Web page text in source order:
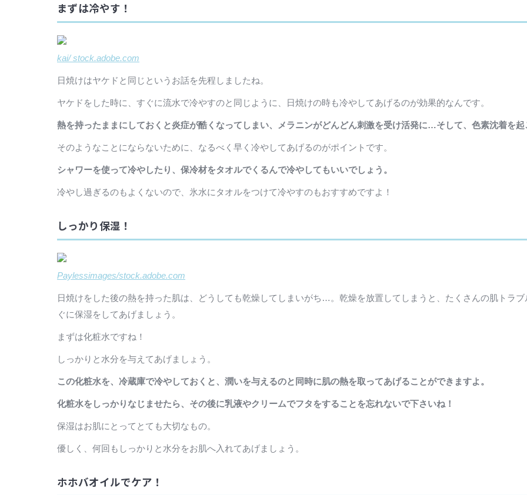
まずは冷やす！
kai/ stock.adobe.com
日焼けはヤケドと同じというお話を先程しましたね。
ヤケドをした時に、すぐに流水で冷やすのと同じように、日焼けの時も冷やしてあげるのが効果的なんです。
熱を持ったままにしておくと炎症が酷くなってしまい、メラニンがどんどん刺激を受け活発に…そして、色素沈着を起
そのようなことにならないために、なるべく早く冷やしてあげるのがポイントです。
シャワーを使って冷やしたり、保冷材をタオルでくるんで冷やしてもいいでしょう。
冷やし過ぎるのもよくないので、氷水にタオルをつけて冷やすのもおすすめですよ！
しっかり保湿！
Paylessimages/stock.adobe.com
日焼けをした後の熱を持った肌は、どうしても乾燥してしまいがち…。乾燥を放置してしまうと、たくさんの肌トラ
ぐに保湿をしてあげましょう。
まずは化粧水ですね！
しっかりと水分を与えてあげましょう。
この化粧水を、冷蔵庫で冷やしておくと、潤いを与えるのと同時に肌の熱を取ってあげることができますよ。
化粧水をしっかりなじませたら、その後に乳液やクリームでフタをすることを忘れないで下さいね！
保湿はお肌にとってとても大切なもの。
優しく、何回もしっかりと水分をお肌へ入れてあげましょう。
ホホバオイルでケア！